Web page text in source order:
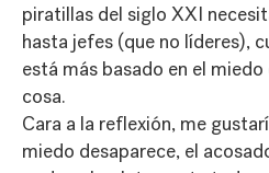
piratillas del siglo XXI
hasta jefes (que no líderes),
está más basado en el
cosa.
Cara a la reflexión, me
miedo desaparece, el